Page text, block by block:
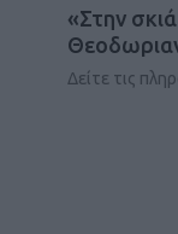
«Στην
Δείτε τις